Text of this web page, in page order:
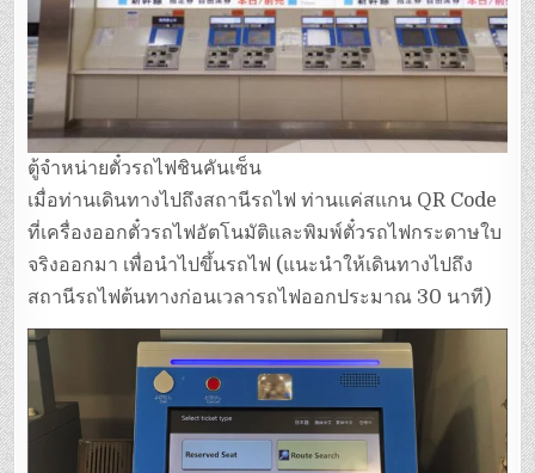
ตู้จำหน่ายตั๋วรถไฟชินคันเซ็น
เมื่อท่านเดินทางไปถึงสถานีรถไฟ ท่านแค่สแกน QR Code
ที่เครื่องออกตั๋วรถไฟอัตโนมัติและพิมพ์ตั๋วรถไฟกระดาษใบ
จริงออกมา เพื่อนำไปขึ้นรถไฟ (แนะนำให้เดินทางไปถึง
สถานีรถไฟต้นทางก่อนเวลารถไฟออกประมาณ 30 นาที)